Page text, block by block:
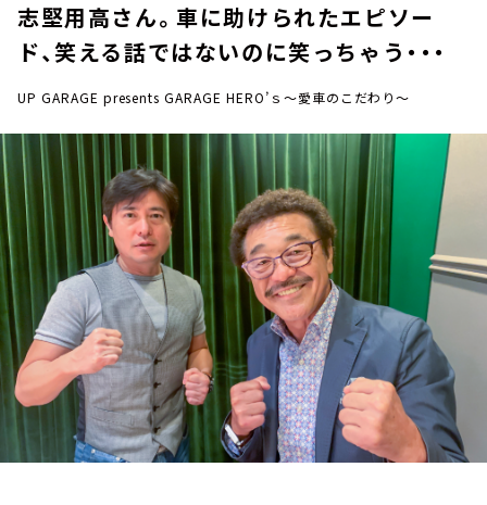
今日の番組表
週間番組表
トピックス
TBS Podcast
お知らせ
イベント・グッズ
YouTube
会社情報
志堅用高さん。車に助けられたエピソー
ド、笑える話ではないのに笑っちゃう・・・
UP GARAGE presents GARAGE HERO’ｓ～愛車のこだわり～